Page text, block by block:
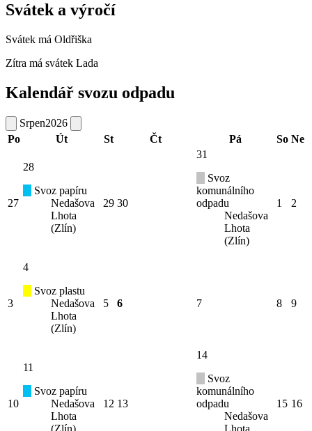
Svátek a výročí
Svátek má Oldřiška
Zítra má svátek Lada
Kalendář svozu odpadu
Srpen2026
Po
Út St Čt Pá So Ne
27
28
Svoz papíru
Nedašova
Lhota
(Zlín)
29 30
31
Svoz
komunálního
odpadu
Nedašova
Lhota
(Zlín)
1 2
3
4
Svoz plastu
Nedašova
Lhota
(Zlín)
5 6 7 8 9
10
11
Svoz papíru
Nedašova
Lhota
(Zlín)
12 13
14
Svoz
komunálního
odpadu
Nedašova
Lhota
15 16